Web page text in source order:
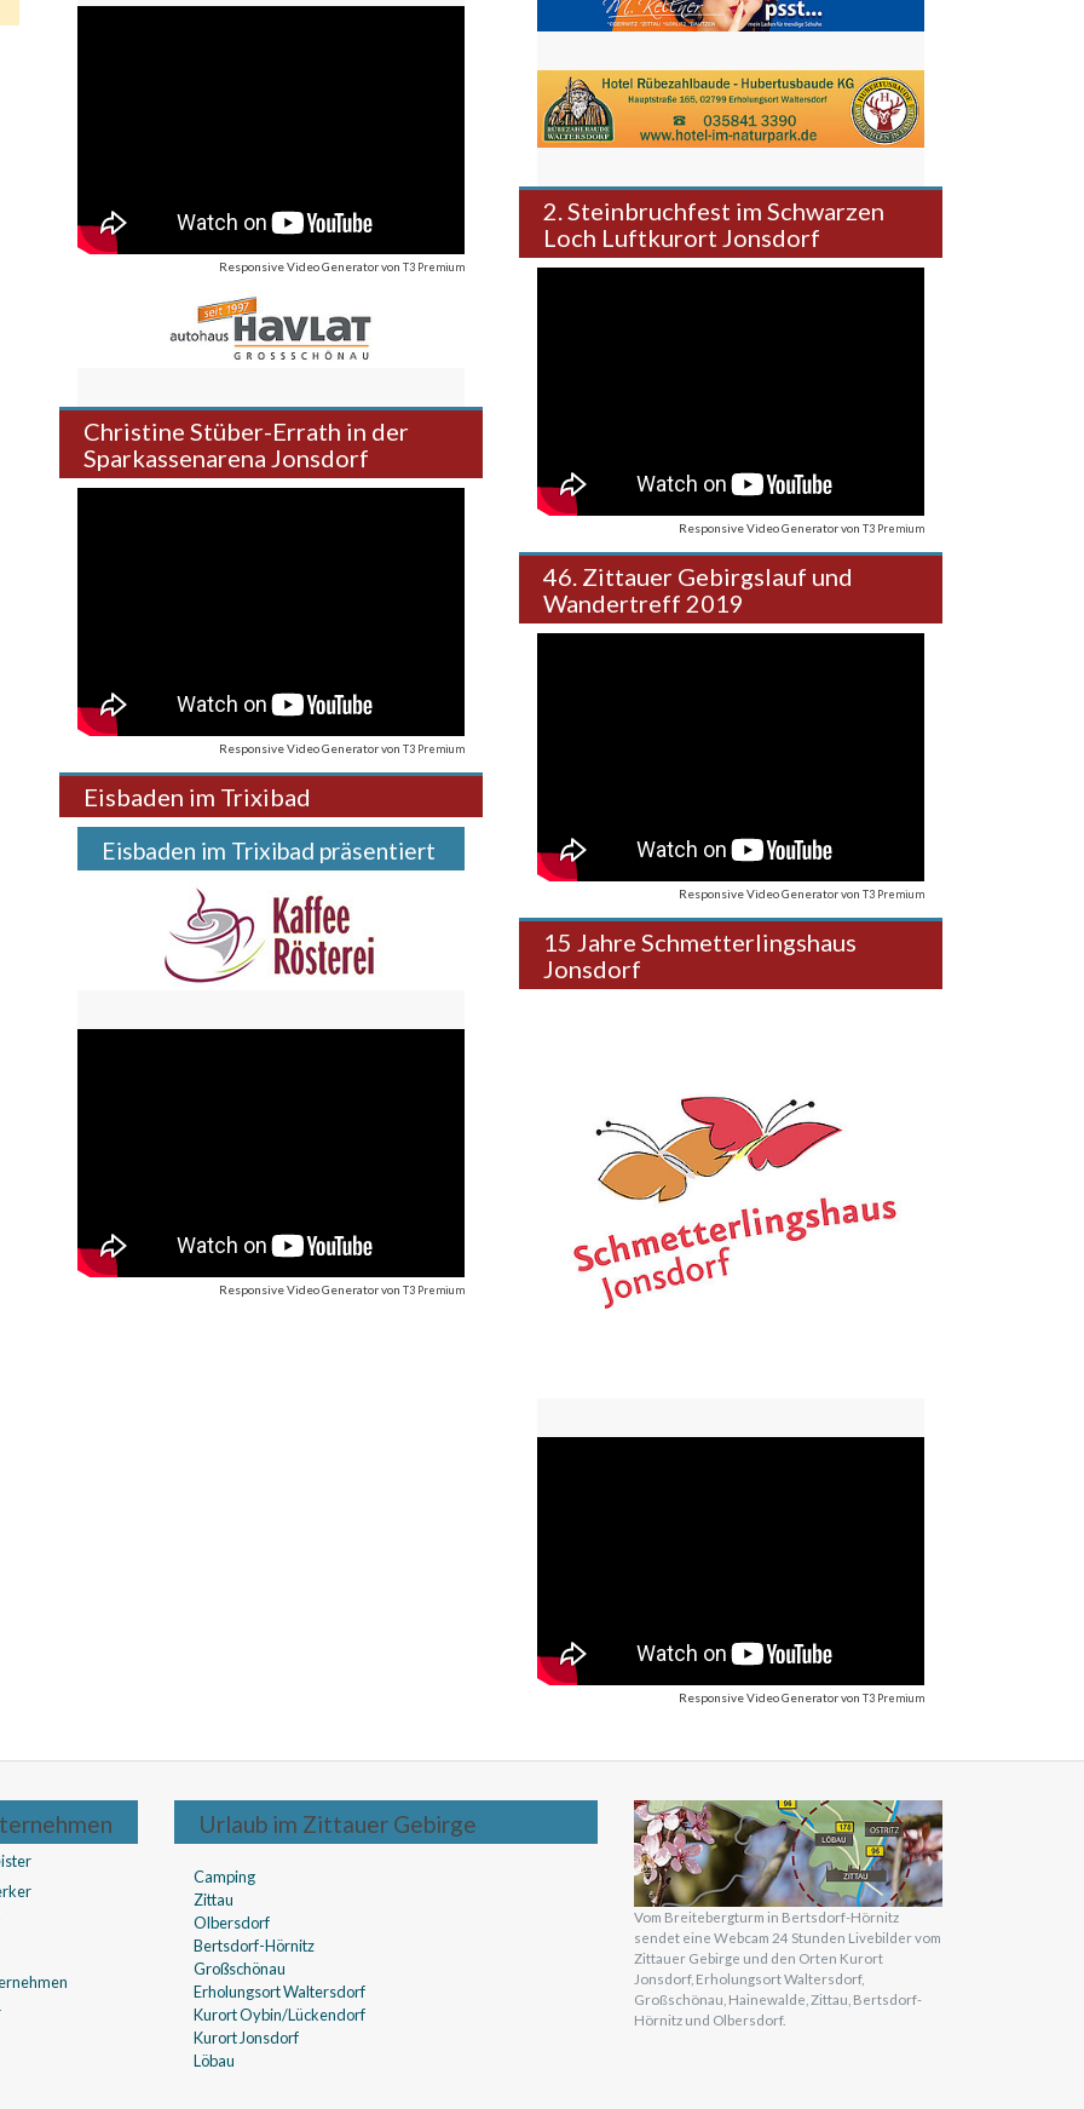
Responsive Video Generatorvon T3 Premium
Christine Stüber-Errath in der
Sparkassenarena Jonsdorf
Responsive Video Generatorvon T3 Premium
Eisbaden im Trixibad
Eisbaden im Trixibad präsentiert
Responsive Video Generatorvon T3 Premium
2. Steinbruchfest im Schwarzen
Loch Luftkurort Jonsdorf
Responsive Video Generatorvon T3 Premium
46. Zittauer Gebirgslauf und
Wandertreff 2019
Responsive Video Generatorvon T3 Premium
15 Jahre Schmetterlingshaus
Jonsdorf
Responsive Video Generatorvon T3 Premium
Urlaub im Zittauer Gebirge
Camping
Zittau
Olbersdorf
Bertsdorf-Hörnitz
Großschönau
Erholungsort Waltersdorf
Kurort Oybin/Lückendorf
Kurort Jonsdorf
Löbau
Vom Breitebergturm in Bertsdorf-Hörnitz
sendet eine Webcam 24 Stunden Livebilder vom
Zittauer Gebirge und den Orten Kurort
Jonsdorf, Erholungsort Waltersdorf,
Großschönau, Hainewalde, Zittau, Bertsdorf-
Hörnitz und Olbersdorf.